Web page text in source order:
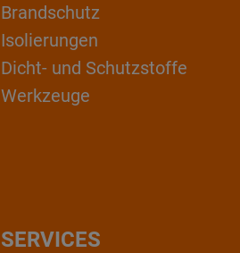
Brandschutz
Isolierungen
Dicht- und Schutzstoffe
Werkzeuge
SERVICES